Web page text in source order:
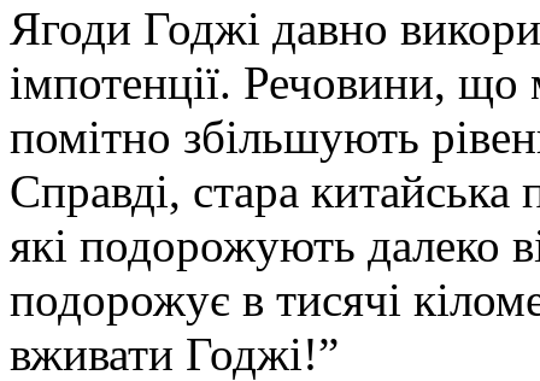
Ягоди Годжі давно
імпотенції. Речовини, що
помітно збільшують
Справді, стара китайська
які подорожують далеко
подорожує в тисячі
вживати Годжі!”